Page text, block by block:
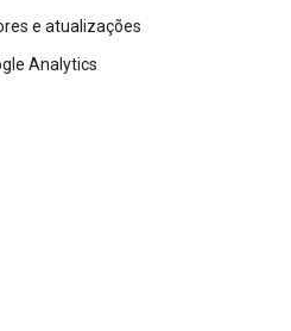
e atualizações
Analytics